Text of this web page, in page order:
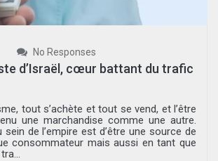
No Responses
d’Israël, cœur battant du trafic
tout s’achète et tout se vend, et l’être
une marchandise comme une autre.
de l’empire est d’être une source de
consommateur mais aussi en tant que